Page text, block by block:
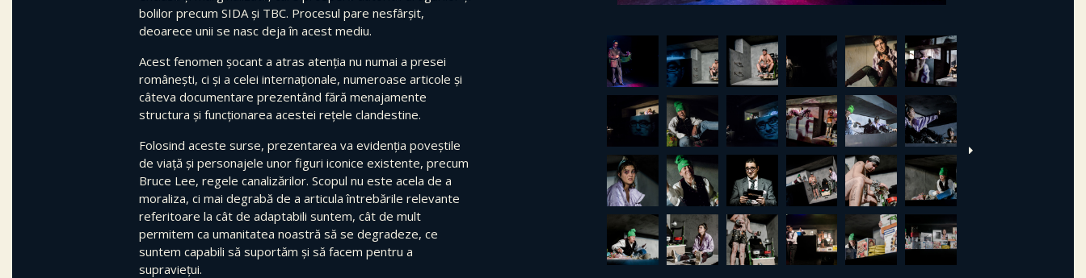
bolilor precum SIDA și TBC. Procesul pare nesfârșit,
deoarece unii se nasc deja în acest mediu.
Acest fenomen șocant a atras atenția nu numai a presei
românești, ci și a celei internaționale, numeroase articole și
câteva documentare prezentând fără menajamente
structura și funcționarea acestei rețele clandestine.
Folosind aceste surse, prezentarea va evidenția poveștile
de viață și personajele unor figuri iconice existente, precum
Bruce Lee, regele canalizărilor. Scopul nu este acela de a
moraliza, ci mai degrabă de a articula întrebările relevante
referitoare la cât de adaptabili suntem, cât de mult
permitem ca umanitatea noastră să se degradeze, ce
suntem capabili să suportăm și să facem pentru a
supraviețui.